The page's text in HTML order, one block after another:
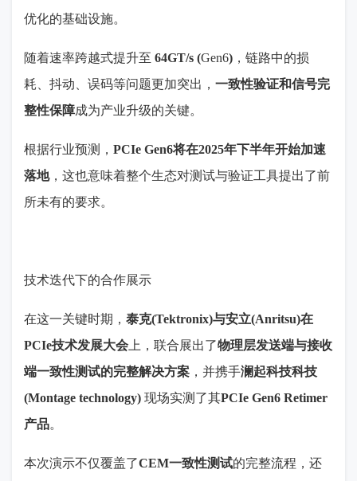
优化的基础设施。
随着速率跨越式提升至 64GT/s (Gen6) ，链路中的损
耗、抖动、误码等问题更加突出， 一致性验证和信号完
整性保障成为产业升级的关键。
根据行业预测， PCIe Gen6将在2025年下半年开始加速
落地，这也意味着整个生态对测试与验证工具提出了前
所未有的要求。
技术迭代下的合作展示
在这一关键时期， 泰克(Tektronix)与安立(Anritsu)在
PCIe技术发展大会 上，联合展出了物理层发送端与接收
端一致性测试的完整解决方案 ，并携手澜起科技科技
(Montage technology) 现场实测了其PCIe Gen6 Retimer
产品。
本次演示不仅覆盖了CEM一致性测试的完整流程，还